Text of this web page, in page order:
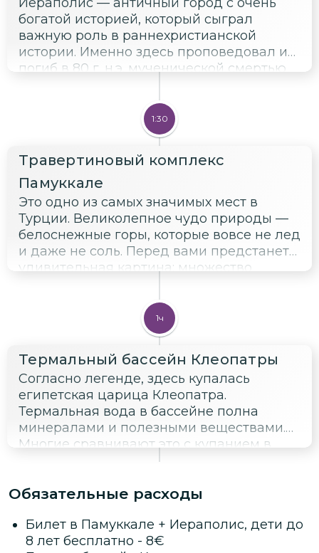
богатой историей, который сыграл
важную роль в раннехристианской
истории. Именно здесь проповедовал и
погиб в 80 г. н.э. мученической смертью
рамках экскурсии у вас будет
возможность совершить пешую
обзорную прогулку по «Священному
городу» Иераполису, увидеть один из
красивейших римских амфитеатров и
храм Аполлона.
1:30
Травертиновый комплекс
Памуккале
Это одно из самых значимых мест в
Турции. Великолепное чудо природы —
белоснежные горы, которые вовсе не лед
и даже не соль. Перед вами предстанет
удивительная картина: множество
белому плато, создавая в меловой
породе сталактиты и естественные
1ч
Термальный бассейн Клеопатры
Согласно легенде, здесь купалась
египетская царица Клеопатра.
Термальная вода в бассейне полна
минералами и полезными веществами.
Многие сравнивают это с купанием в
шампанском! Вы узнаете, по приказу кого
Клеопатры. Я расскажу, в результате чего
Выясним, почему бассейн Клеопатры
стал источником красоты и здоровья и по
Обязательные расходы
Билет в Памуккале + Иераполис, дети до
8 лет бесплатно - 8€